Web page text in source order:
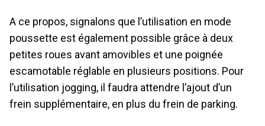
A ce propos, signalons que l’utilisation en mode
poussette est également possible grâce à deux
petites roues avant amovibles et une poignée
escamotable réglable en plusieurs positions. Pour
l’utilisation jogging, il faudra attendre l’ajout d’un
frein supplémentaire, en plus du frein de parking.